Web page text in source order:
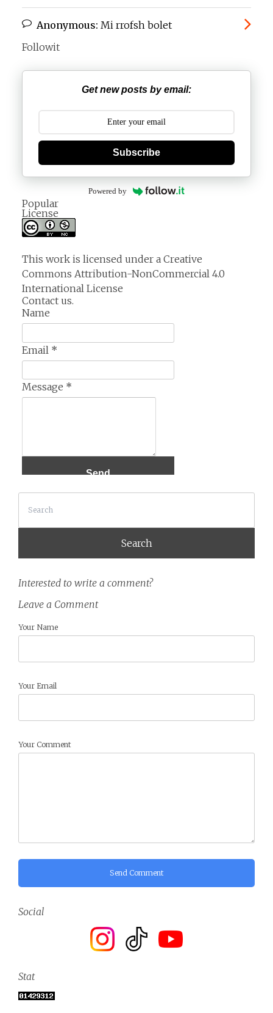
Anonymous: Mi rrofsh bolet
Followit
Get new posts by email:
Subscribe
Powered by
Popular
License
This work is licensed under a Creative
Commons Attribution-NonCommercial 4.0
International License
Contact us.
Name
Email *
Message *
Interested to write a comment?
Leave a Comment
Your Name
Your Email
Your Comment
Send Comment
Social
Stat